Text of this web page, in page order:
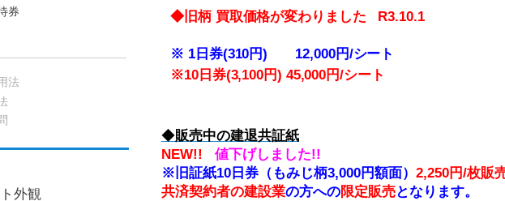
◆旧柄 買取価格が変わりました R3.10.1
※ 1日券(310円) 12,000円/シート
※10日券(3,100円) 45,000円/シート
◆販売中の建退共証紙
NEW!! 値下げしました!!
※旧証紙10日券（もみじ柄3,000円額面） 2,250円/枚販
共済契約者の建設業の方への限定販売となります。
券
法